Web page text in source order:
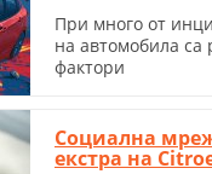
При много от
на автомобила
фактори
Социална
екстра на